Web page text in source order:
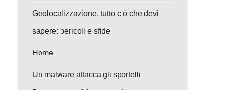
Geolocalizzazione, tutto ciò che devi
sapere: pericoli e sfide
Home
Un malware attacca gli sportelli